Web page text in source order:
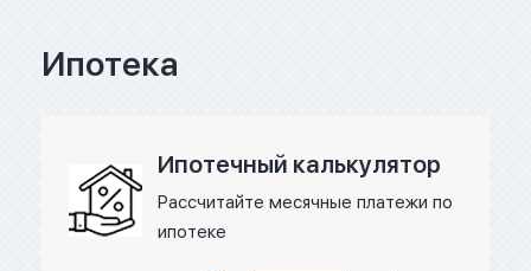
Ипотека
Ипотечный калькулятор
Рассчитайте месячные платежи по
ипотеке